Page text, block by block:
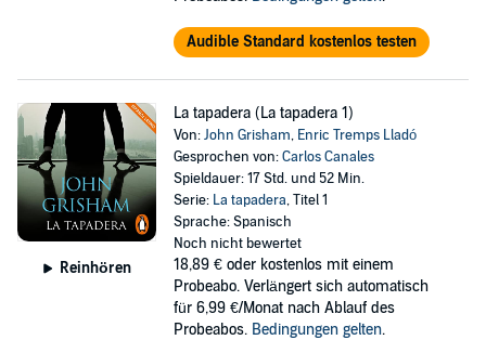
Audible Standard kostenlos testen
Reinhören
La tapadera (La tapadera 1)
Von:John Grisham, Enric Tremps Lladó
Gesprochen von:Carlos Canales
Spieldauer: 17 Std. und 52 Min.
Serie: La tapadera, Titel 1
Sprache: Spanisch
Noch nicht bewertet
18,89 € oder kostenlos mit einem
Probeabo. Verlängert sich automatisch
für 6,99 €/Monat nach Ablauf des
Probeabos. Bedingungen gelten.